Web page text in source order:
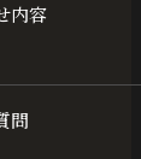
内容
問